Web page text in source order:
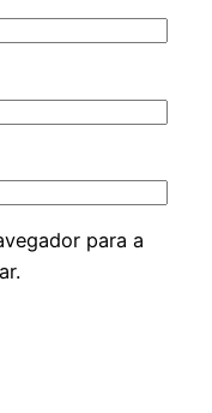
para a